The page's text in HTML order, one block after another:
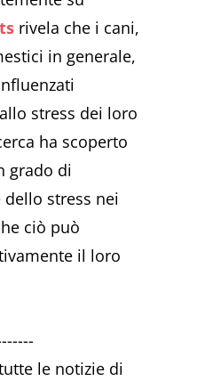
rivela che i cani,
in generale,
stress dei loro
ha scoperto
grado di
dello stress nei
ciò può
il loro
le notizie di